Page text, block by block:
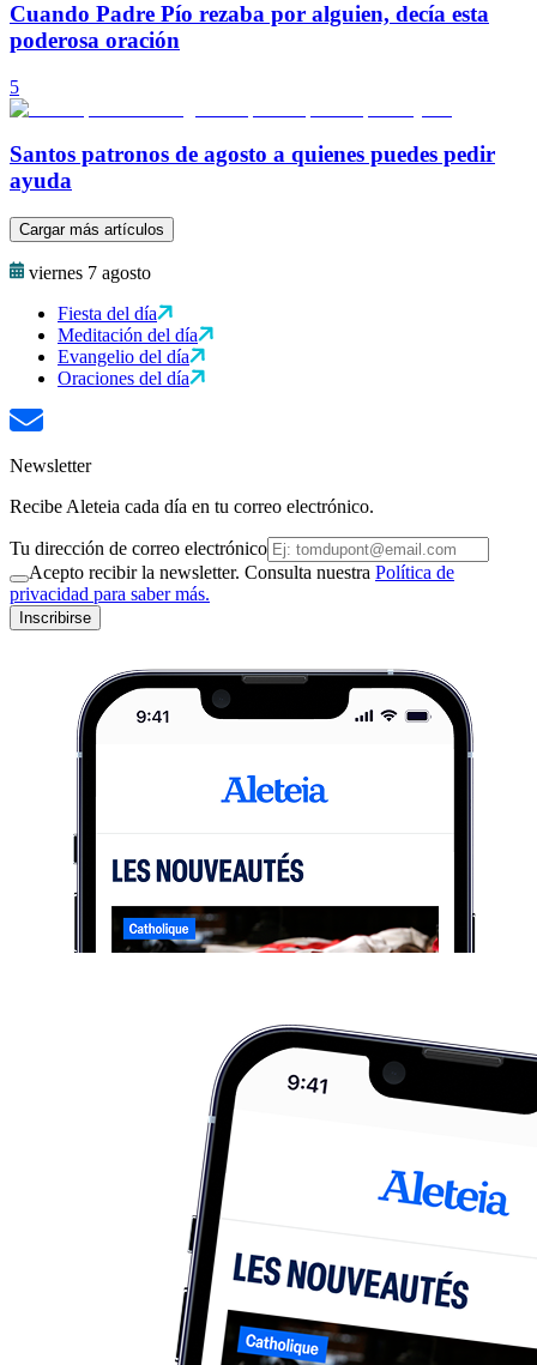
Cuando Padre Pío rezaba por alguien, decía esta
poderosa oración
5
Santos patronos de agosto a quienes puedes pedir
ayuda
Cargar más artículos
viernes 7 agosto
Fiesta del día
Meditación del día
Evangelio del día
Oraciones del día
Newsletter
Recibe Aleteia cada día en tu correo electrónico.
Tu dirección de correo electrónico
Acepto recibir la newsletter. Consulta nuestra Política de
privacidad para saber más.
Inscribirse